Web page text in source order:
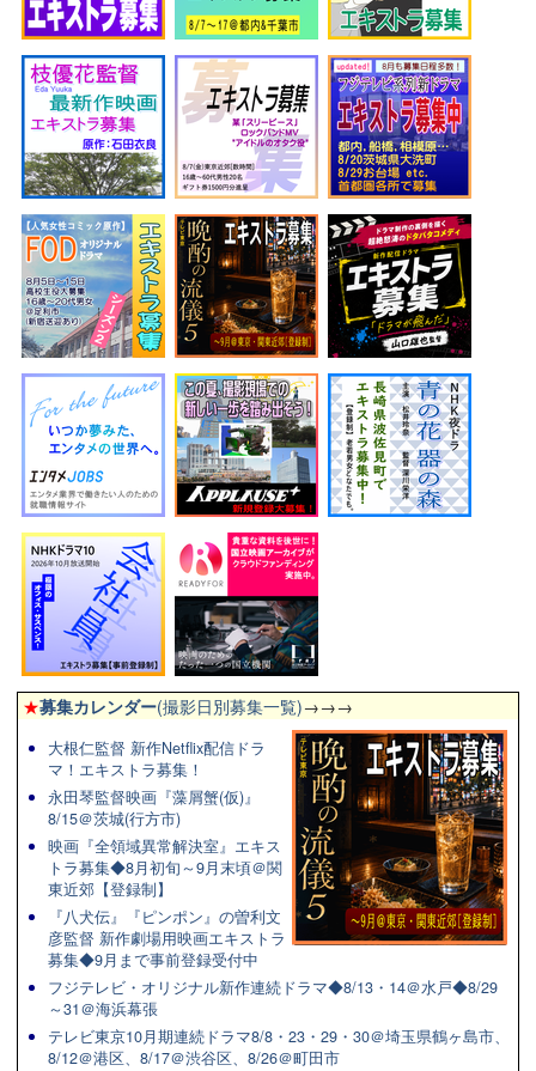
★募集カレンダー(撮影日別募集一覧)→→→
大根仁監督 新作Netflix配信ドラ
マ！エキストラ募集！
永田琴監督映画『藻屑蟹(仮)』
8/15＠茨城(行方市)
映画『全領域異常解決室』エキス
トラ募集◆8月初旬～9月末頃＠関
東近郊【登録制】
『八犬伝』『ピンポン』の曽利文
彦監督 新作劇場用映画エキストラ
募集◆9月まで事前登録受付中
フジテレビ・オリジナル新作連続ドラマ◆8/13・14＠水戸◆8/29
～31＠海浜幕張
テレビ東京10月期連続ドラマ8/8・23・29・30＠埼玉県鶴ヶ島市、
8/12＠港区、8/17＠渋谷区、8/26＠町田市